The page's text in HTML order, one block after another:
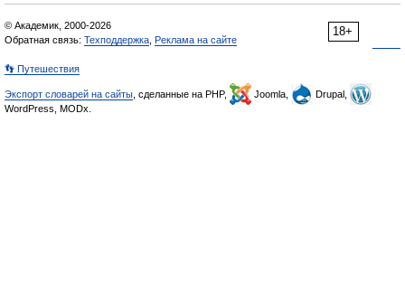
18+
© Академик, 2000-2026
Обратная связь: Техподдержка Реклама на сайте
👣 Путешествия
Экспорт словарей на сайты , сделанные на PHP, Joomla,
Drupal,
WordPress, MODx.